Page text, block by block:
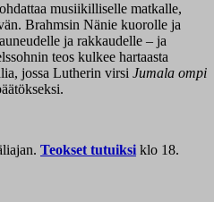
musiikilliselle matkalle,
Brahmsin Nänie kuorolle ja
ja rakkaudelle – ja
teos kulkee hartaasta
jossa Lutherin virsi Jumala ompi
Teokset tutuiksi klo 18.